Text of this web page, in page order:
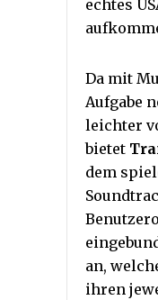
echtes
Da mit
Aufgabe
leichter
bietet
dem
an,
ihren